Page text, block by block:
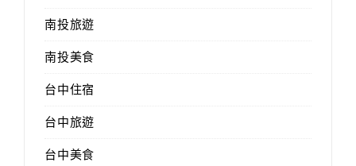
南投旅遊
南投美食
台中住宿
台中旅遊
台中美食